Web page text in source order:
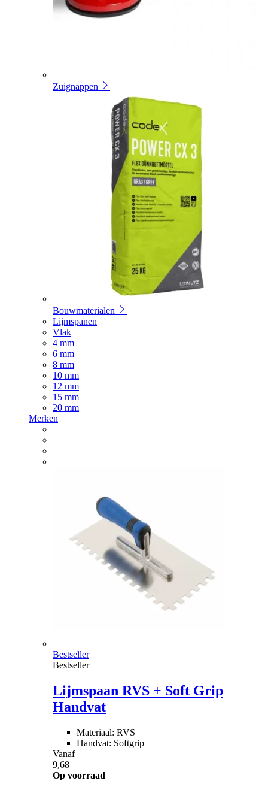
Zuignappen
Bouwmaterialen
Lijmspanen
Vlak
4 mm
6 mm
8 mm
10 mm
12 mm
15 mm
20 mm
Merken
Bestseller
Bestseller
Lijmspaan RVS + Soft Grip
Handvat
Materiaal: RVS
Handvat: Softgrip
Vanaf
9,68
Op voorraad